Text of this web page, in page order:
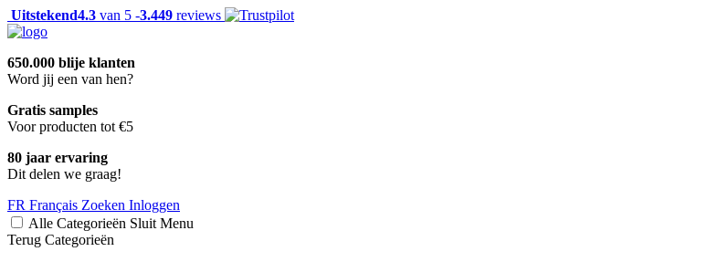
Uitstekend4.3 van 5 -3.449 reviews
650.000 blije klanten
Word jij een van hen?
Gratis samples
Voor producten tot €5
80 jaar ervaring
Dit delen we graag!
FR Français Zoeken Inloggen
Alle Categorieën Sluit Menu
Terug Categorieën